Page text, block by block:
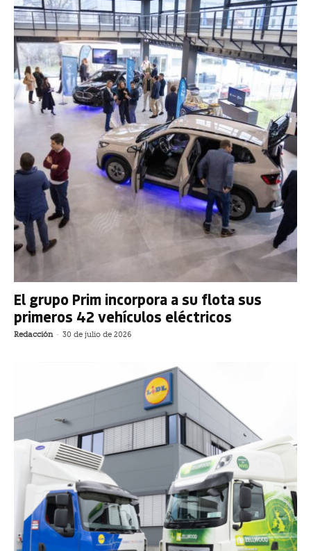
El grupo Prim incorpora a su flota sus
primeros 42 vehículos eléctricos
Redacción - 30 de julio de 2026